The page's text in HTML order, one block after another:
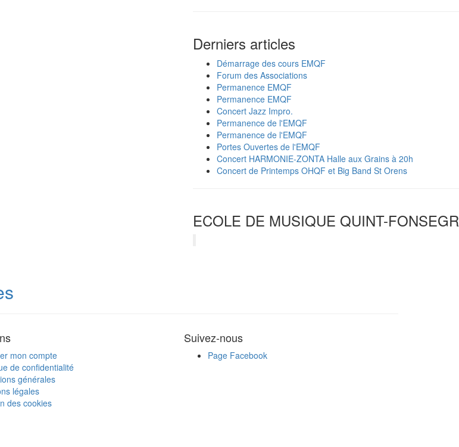
Derniers articles
Démarrage des cours EMQF
Forum des Associations
Permanence EMQF
Permanence EMQF
Concert Jazz Impro.
Permanence de l'EMQF
Permanence de l'EMQF
Portes Ouvertes de l'EMQF
Concert HARMONIE-ZONTA Halle aux Grains à 20h
Concert de Printemps OHQF et Big Band St Orens
ECOLE DE MUSIQUE QUINT-
mon compte
de confidentialité
générales
légales
des cookies
Suivez-nous
Page Facebook